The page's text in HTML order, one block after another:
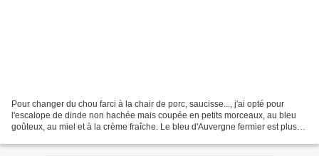
Pour changer du chou farci à la chair de porc, saucisse..., j'ai opté pour
l'escalope de dinde non hachée mais coupée en petits morceaux, au bleu
goûteux, au miel et à la crème fraîche. Le bleu d'Auvergne fermier est plus